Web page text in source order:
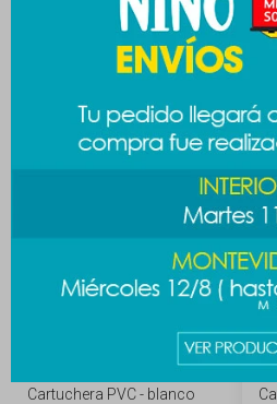
Productos que te
Cartuchera PVC - blanco